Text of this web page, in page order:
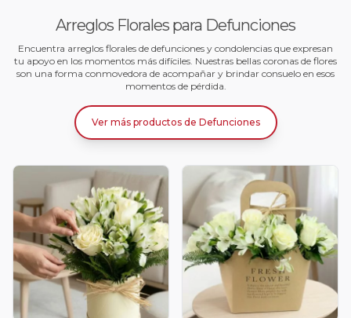
Arreglos Florales para Defunciones
Encuentra arreglos florales de defunciones y condolencias que expresan
tu apoyo en los momentos más difíciles. Nuestras bellas coronas de flores
son una forma conmovedora de acompañar y brindar consuelo en esos
momentos de pérdida.
Ver más productos de Defunciones